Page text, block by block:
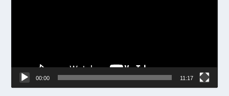
00:00 11:17